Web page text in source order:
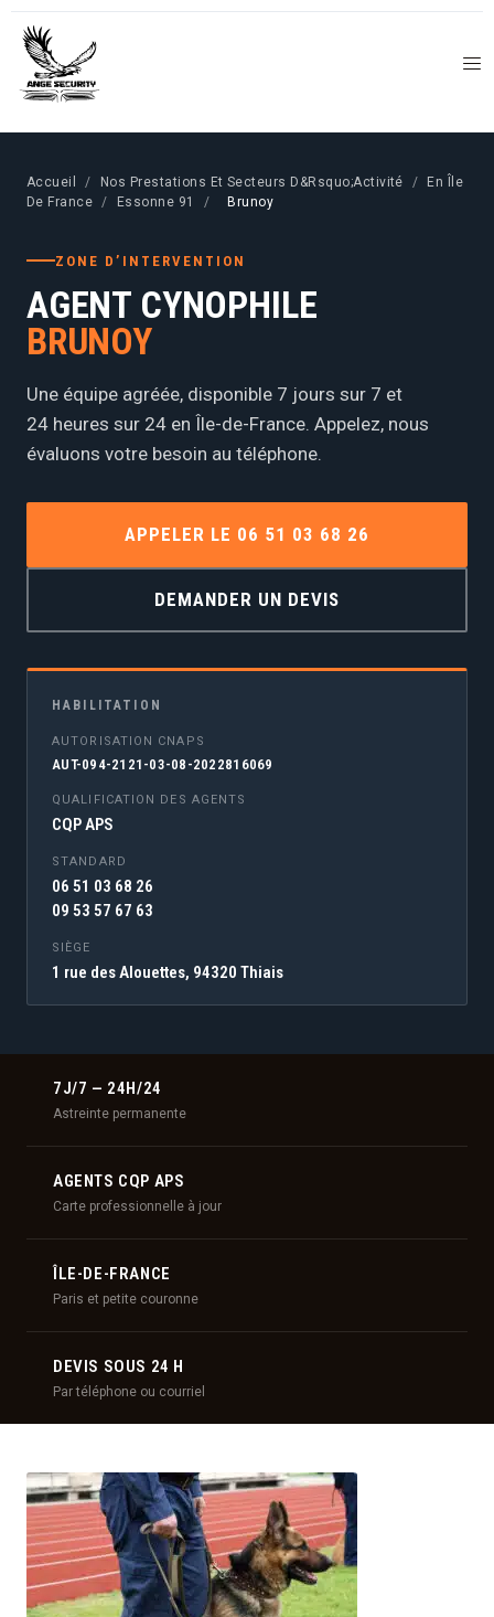
Accueil / Nos Prestations Et Secteurs D&Rsquo;Activité /
En Île
De France / Essonne 91 / Brunoy
ZONE D’INTERVENTION
AGENT CYNOPHILE
BRUNOY
Une équipe agréée, disponible 7 jours sur 7 et
24 heures sur 24 en Île-de-France. Appelez, nous
évaluons votre besoin au téléphone.
APPELER LE 06 51 03 68 26
DEMANDER UN DEVIS
HABILITATION
AUTORISATION CNAPS
AUT-094-2121-03-08-2022816069
QUALIFICATION DES AGENTS
CQP APS
STANDARD
06 51 03 68 26
09 53 57 67 63
SIÈGE
1 rue des Alouettes, 94320 Thiais
7J/7 — 24H/24
Astreinte permanente
AGENTS CQP APS
Carte professionnelle à jour
ÎLE-DE-FRANCE
Paris et petite couronne
DEVIS SOUS 24 H
Par téléphone ou courriel